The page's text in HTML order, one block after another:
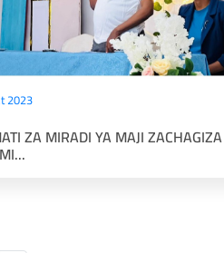
2023
ZA MIRADI YA MAJI ZACHAGIZA